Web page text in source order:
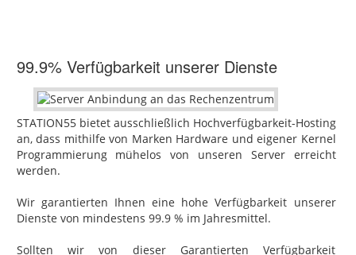
99.9% Verfügbarkeit unserer Dienste
STATION55 bietet ausschließlich Hochverfügbarkeit-Hosting‎
an, dass mithilfe von Marken Hardware und eigener Kernel
Programmierung mühelos von unseren Server erreicht
werden.
Wir garantierten Ihnen eine hohe Verfügbarkeit unserer
Dienste von mindestens 99.9 % im Jahresmittel.
Sollten wir von dieser Garantierten Verfügbarkeit